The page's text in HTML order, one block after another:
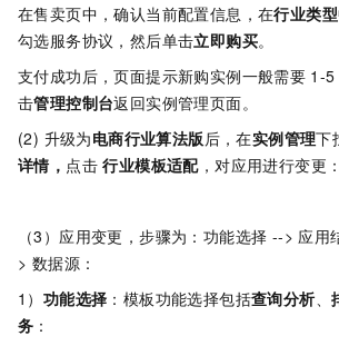
​​在售卖页中，确认当前配置信息，在行业类型
勾选服务协议，然后单击立即购买。
​​支付成功后，页面提示新购实例一般需要 1-5
击管理控制台返回实例管理页面。​
(2) 升级为电商行业算法版 后，在实例管理下
详情， 点击行业模板适配，对应用进行变更：
（3）应用变更，步骤为：功能选择 --> 应
> 数据源：
1） 功能选择 ：模板功能选择包括查询分析、
务 ：